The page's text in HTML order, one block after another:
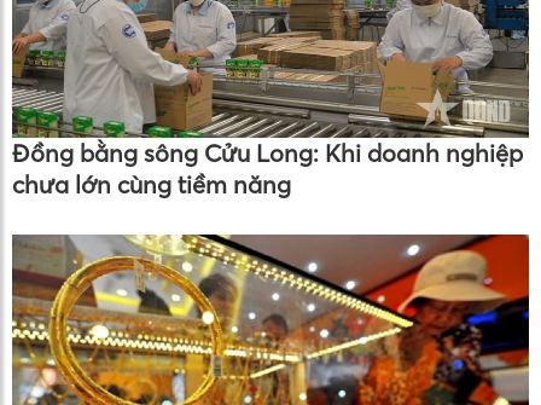
Đồng bằng sông Cửu Long: Khi doanh nghiệp
chưa lớn cùng tiềm năng